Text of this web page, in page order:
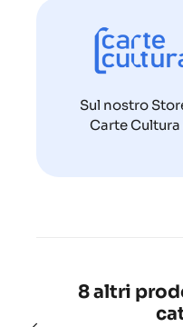
Sul nostro
Carte
8 altri